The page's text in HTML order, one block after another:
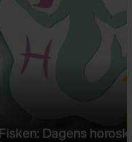
Fisken: Dagens